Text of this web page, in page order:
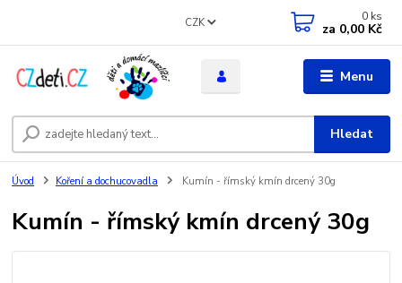
Menu
CZK
Hledat
0 ks
za 0,00 Kč
Úvod Koření a dochucovadla Kumín - římský kmín drcený 30g
Kumín - římský kmín drcený 30g